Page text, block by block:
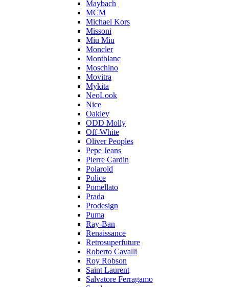
Maybach
MCM
Michael Kors
Missoni
Miu Miu
Moncler
Montblanc
Moschino
Movitra
Mykita
NeoLook
Nice
Oakley
ODD Molly
Off-White
Oliver Peoples
Pepe Jeans
Pierre Cardin
Polaroid
Police
Pomellato
Prada
Prodesign
Puma
Ray-Ban
Renaissance
Retrosuperfuture
Roberto Cavalli
Roy Robson
Saint Laurent
Salvatore Ferragamo